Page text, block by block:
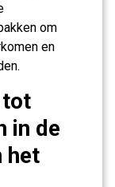
om
en
tot
in de
het